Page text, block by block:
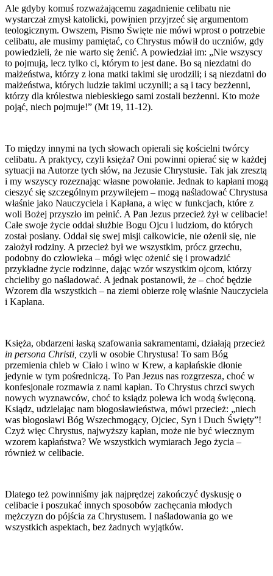
Ale gdyby komuś rozważającemu zagadnienie celibatu nie
wystarczał zmysł katolicki, powinien przyjrzeć się argumentom
teologicznym. Owszem, Pismo Święte nie mówi wprost o potrzebie
celibatu, ale musimy pamiętać, co Chrystus mówił do uczniów, gdy
powiedzieli, że nie warto się żenić. A powiedział im: „Nie wszyscy
to pojmują, lecz tylko ci, którym to jest dane. Bo są niezdatni do
małżeństwa, którzy z łona matki takimi się urodzili; i są niezdatni do
małżeństwa, których ludzie takimi uczynili; a są i tacy bezżenni,
którzy dla królestwa niebieskiego sami zostali bezżenni. Kto może
pojąć, niech pojmuje!” (Mt 19, 11-12).
To między innymi na tych słowach opierali się kościelni twórcy
celibatu. A praktycy, czyli księża? Oni powinni opierać się w każdej
sytuacji na Autorze tych słów, na Jezusie Chrystusie. Tak jak zresztą
i my wszyscy rozeznając własne powołanie. Jednak to kapłani mogą
cieszyć się szczególnym przywilejem – mogą naśladować Chrystusa
właśnie jako Nauczyciela i Kapłana, a więc w funkcjach, które z
woli Bożej przyszło im pełnić. A Pan Jezus przecież żył w celibacie!
Całe swoje życie oddał służbie Bogu Ojcu i ludziom, do których
został posłany. Oddał się swej misji całkowicie, nie ożenił się, nie
założył rodziny. A przecież był we wszystkim, prócz grzechu,
podobny do człowieka – mógł więc ożenić się i prowadzić
przykładne życie rodzinne, dając wzór wszystkim ojcom, którzy
chcieliby go naśladować. A jednak postanowił, że – choć będzie
Wzorem dla wszystkich – na ziemi obierze rolę właśnie Nauczyciela
i Kapłana.
Księża, obdarzeni łaską szafowania sakramentami, działają przecież
in persona Christi, czyli w osobie Chrystusa! To sam Bóg
przemienia chleb w Ciało i wino w Krew, a kapłańskie dłonie
jedynie w tym pośredniczą. To Pan Jezus nas rozgrzesza, choć w
konfesjonale rozmawia z nami kapłan. To Chrystus chrzci swych
nowych wyznawców, choć to ksiądz polewa ich wodą święconą.
Ksiądz, udzielając nam błogosławieństwa, mówi przecież: „niech
was błogosławi Bóg Wszechmogący, Ojciec, Syn i Duch Święty”!
Czyż więc Chrystus, najwyższy kapłan, może nie być wiecznym
wzorem kapłaństwa? We wszystkich wymiarach Jego życia –
również w celibacie.
Dlatego też powinniśmy jak najprędzej zakończyć dyskusję o
celibacie i poszukać innych sposobów zachęcania młodych
mężczyzn do pójścia za Chrystusem. I naśladowania go we
wszystkich aspektach, bez żadnych wyjątków.